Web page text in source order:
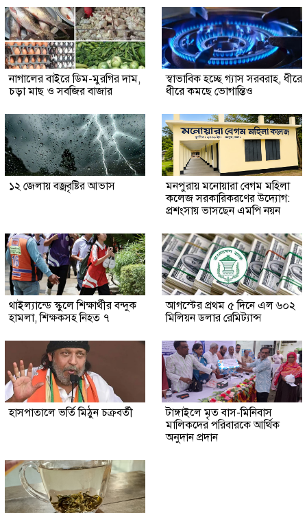
নাগালের বাইরে ডিম-মুরগির দাম,
চড়া মাছ ও সবজির বাজার
স্বাভাবিক হচ্ছে গ্যাস সরবরাহ, ধীরে
ধীরে কমছে ভোগান্তিও
১২ জেলায় বজ্রবৃষ্টির আভাস
মনপুরায় মনোয়ারা বেগম মহিলা
কলেজ সরকারিকরণের উদ্যোগ:
প্রশংসায় ভাসছেন এমপি নয়ন
থাইল্যান্ডে স্কুলে শিক্ষার্থীর বন্দুক
হামলা, শিক্ষকসহ নিহত ৭
আগস্টের প্রথম ৫ দিনে এল ৬০২
মিলিয়ন ডলার রেমিট্যান্স
হাসপাতালে ভর্তি মিঠুন চক্রবর্তী
টাঙ্গাইলে মৃত বাস-মিনিবাস
মালিকদের পরিবারকে আর্থিক
অনুদান প্রদান